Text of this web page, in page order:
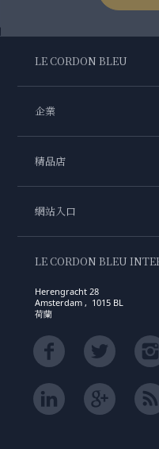
LE CORDON BLEU
企業
精品店
網站入口
LE CORDON BLEU
Herengracht 28
Amsterdam , 1015 BL
荷蘭